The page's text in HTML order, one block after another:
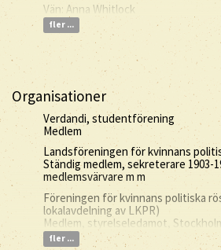
Vän: Anna Whitlock
fler ...
Organisationer
Verdandi, studentförening
Medlem
Landsföreningen för kvinnans
Ständig medlem, sekreterare 1903-
medlemsvärvare m m
Föreningen för kvinnans politiska
lokalavdelning av LKPR)
Medlem, styrelseledamot,
fler ...